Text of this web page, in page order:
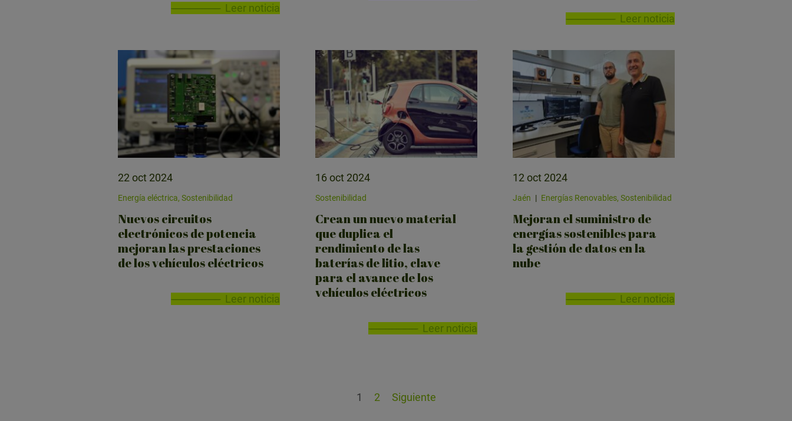
Leer noticia
Leer noticia
22 oct 2024
Energía eléctrica, Sostenibilidad
Nuevos circuitos
electrónicos de potencia
mejoran las prestaciones
de los vehículos eléctricos
Leer noticia
16 oct 2024
Sostenibilidad
Crean un nuevo material
que duplica el
rendimiento de las
baterías de litio, clave
para el avance de los
vehículos eléctricos
Leer noticia
12 oct 2024
Jaén | Energías Renovables, Sostenibilidad
Mejoran el suministro de
energías sostenibles para
la gestión de datos en la
nube
Leer noticia
1 2 Siguiente